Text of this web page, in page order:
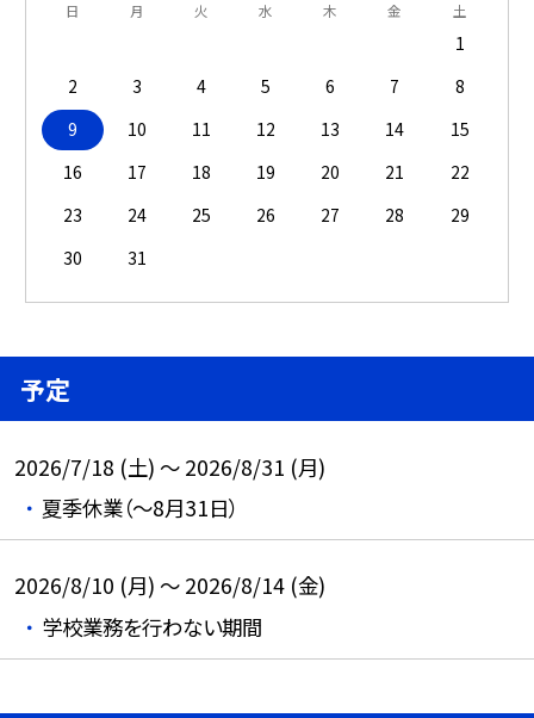
日 月 火 水 木 金 土
1
2
3 4 5 6 7
8
9
10 11 12 13 14
15
16
17 18 19 20 21
22
23
24 25 26 27 28
29
30
31
予定
2026/7/18 (土) ～ 2026/8/31 (月)
夏季休業（～8月31日）
2026/8/10 (月) ～ 2026/8/14 (金)
学校業務を行わない期間